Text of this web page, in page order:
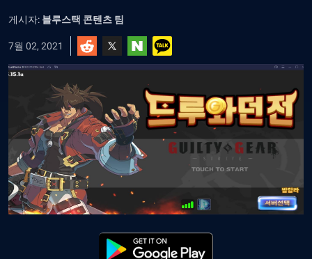
게시자: 블루스택 콘텐츠 팀
7월 02, 2021